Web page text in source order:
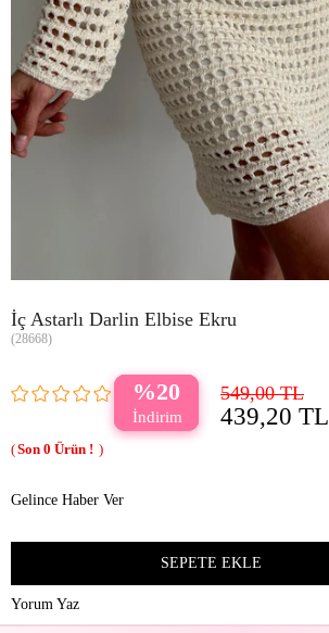
İç Astarlı Darlin Elbise Ekru
(28668)
20 549,00 TL
439,20 TL
0
Gelince Haber Ver
Yorum Yaz